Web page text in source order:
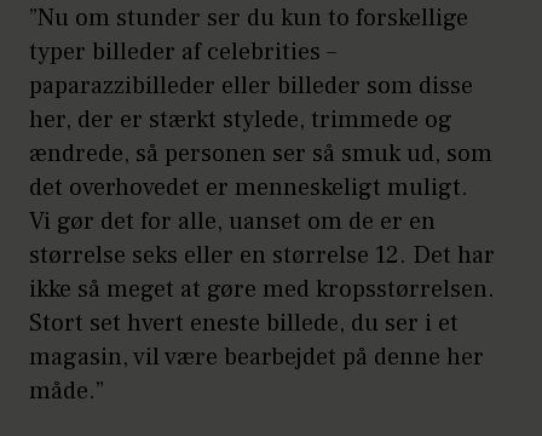
”Nu om stunder ser du kun to forskellige
typer billeder af celebrities –
paparazzibilleder eller billeder som disse
her, der er stærkt stylede, trimmede og
ændrede, så personen ser så smuk ud, som
det overhovedet er menneskeligt muligt.
Vi gør det for alle, uanset om de er en
størrelse seks eller en størrelse 12. Det har
ikke så meget at gøre med kropsstørrelsen.
Stort set hvert eneste billede, du ser i et
magasin, vil være bearbejdet på denne her
måde.”